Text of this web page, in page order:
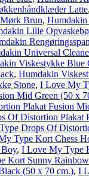
Latte,
Brun,
Lille
Universal
Viskestykke Blue
, Humdakin
Stone, I Love My
Mid Green (50 x
Plakat Fusion
Of Distortion Plakat
Drops Of
Type Kort Chess
, I Love My Type
Kort Sunny
(50 x 70 cm.), I